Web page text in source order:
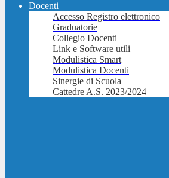
Docenti
Accesso Registro elettronico
Graduatorie
Collegio Docenti
Link e Software utili
Modulistica Smart
Modulistica Docenti
Sinergie di Scuola
Cattedre A.S. 2023/2024